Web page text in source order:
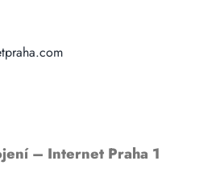
– Internet Praha 1